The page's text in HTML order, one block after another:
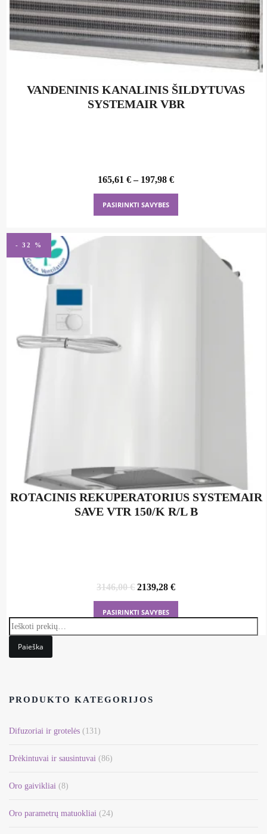
VANDENINIS KANALINIS ŠILDYTUVAS
SYSTEMAIR VBR
165,61€– 197,98€
PASIRINKTI SAVYBES
product
multiple
- 32 %
ROTACINIS REKUPERATORIUS SYSTEMAIR
SAVE VTR 150/K R/L B
3146,00€ Original
3146,00 €.
2139,28€Current
2139,28 €.
PASIRINKTI SAVYBES
has
Paieška
PRODUKTO KATEGORIJOS
Difuzoriai ir grotelės (131)
Drėkintuvai ir sausintuvai (86)
Oro gaivikliai (8)
Oro parametrų matuokliai (24)